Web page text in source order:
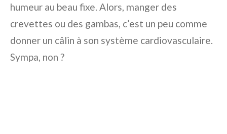
humeur au beau fixe. Alors, manger des
crevettes ou des gambas, c’est un peu comme
donner un câlin à son système cardiovasculaire.
Sympa, non ?